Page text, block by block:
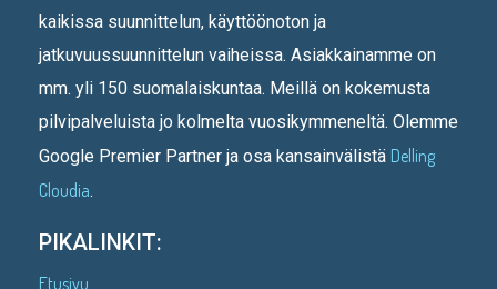
kaikissa suunnittelun, käyttöönoton ja
jatkuvuussuunnittelun vaiheissa. Asiakkainamme on
mm. yli 150 suomalaiskuntaa. Meillä on kokemusta
pilvipalveluista jo kolmelta vuosikymmeneltä. Olemme
Google Premier Partner ja osa kansainvälistä Delling
Cloudia.
PIKALINKIT:
Etusivu